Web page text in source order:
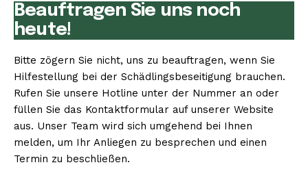
Beauftragen Sie uns noch
heute!
Bitte zögern Sie nicht, uns zu beauftragen, wenn Sie
Hilfestellung bei der Schädlingsbeseitigung brauchen.
Rufen Sie unsere Hotline unter der Nummer an oder
füllen Sie das Kontaktformular auf unserer Website
aus. Unser Team wird sich umgehend bei Ihnen
melden, um Ihr Anliegen zu besprechen und einen
Termin zu beschließen.